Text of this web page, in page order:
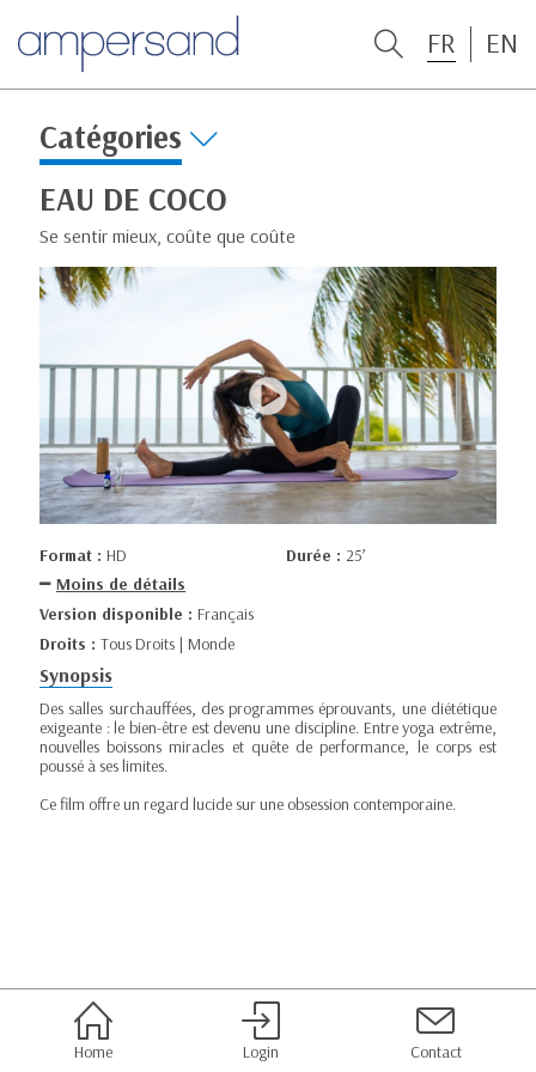
FR EN
Catégories
EAU DE COCO
Se sentir mieux, coûte que coûte
Format : HD Durée : 25’
Moins de détails
Version disponible : Français
Droits : Tous Droits | Monde
Synopsis
Des salles surchauffées, des programmes éprouvants, une diététique
exigeante : le bien-être est devenu une discipline. Entre yoga extrême,
nouvelles boissons miracles et quête de performance, le corps est
poussé à ses limites.
Ce film offre un regard lucide sur une obsession contemporaine.
Home Login Contact